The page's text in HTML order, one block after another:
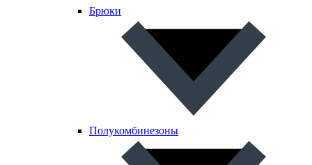
Брюки
Полукомбинезоны